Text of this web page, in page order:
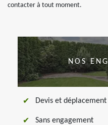
contacter à tout moment.
NOS
Devis et
Sans engagement